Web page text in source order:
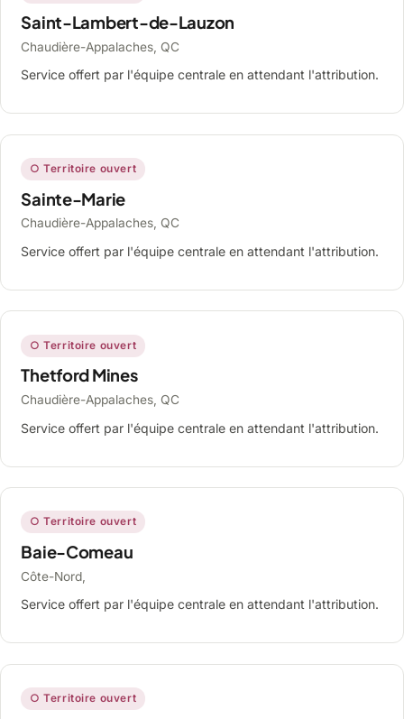
Saint-Lambert-de-Lauzon
Chaudière-Appalaches, QC
Service offert par l'équipe centrale en attendant l'attribution.
○ Territoire ouvert
Sainte-Marie
Chaudière-Appalaches, QC
Service offert par l'équipe centrale en attendant l'attribution.
○ Territoire ouvert
Thetford Mines
Chaudière-Appalaches, QC
Service offert par l'équipe centrale en attendant l'attribution.
○ Territoire ouvert
Baie-Comeau
Côte-Nord,
Service offert par l'équipe centrale en attendant l'attribution.
○ Territoire ouvert